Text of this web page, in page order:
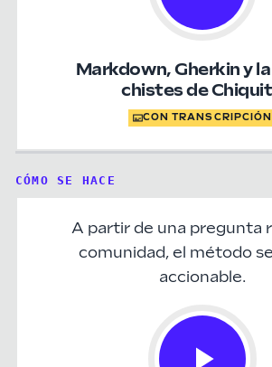
Markdown, Gherkin y
chistes de
CON TRANSCRIPCIÓN
CÓMO SE HACE
A partir de una pregunta
comunidad, el método
accionable.